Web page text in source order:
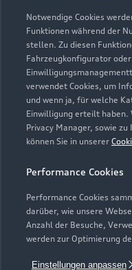
Notwendige Cookies
Funktionen während der
stellen. Zu diesen
Fahrzeugkonfigurator
verwendet Cookies, um
und wenn ja, für welche
Einwilligung erteilt haben.
Privacy Manager, sowie
können Sie in unserer
Performance Cookies
Performance Cookies
darüber, wie unsere
Anzahl der Besuche,
werden zur Optimierung
Einstellungen anpassen
Aktionen & Angebote
Geschäftskunden
Audi digital services
myAudi
Händlersuche
Audi Code
Häufige Fragen (FAQ)
Audi Online Beratung
Online-
Verträge kündigen
Unternehmen
Karriere
Investor Relations
Presse & Media Center
Datenschutz
Newsletter
© 2026 AUDI AG. Alle
Impressum
Digital Services Act
Die direkten und
gemeinsamen